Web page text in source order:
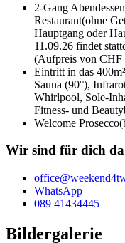
2-Gang
Restaurant(ohne
Hauptgang oder
11.09.26 findet
(Aufpreis von CHF
Eintritt in das
Sauna (90°),
Whirlpool, Sole-
Fitness- und
Welcome Prosecco
Wir sind für dich da
WhatsApp
089 41434445
Bildergalerie